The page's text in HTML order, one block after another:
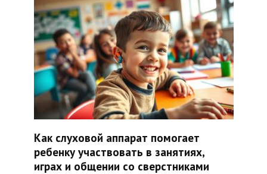
Как слуховой аппарат помогает
ребенку участвовать в занятиях,
играх и общении со сверстниками